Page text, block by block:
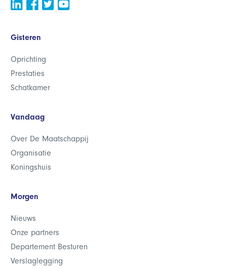
Gisteren
Oprichting
Prestaties
Schatkamer
Vandaag
Over De Maatschappij
Organisatie
Koningshuis
Morgen
Nieuws
Onze partners
Departement Besturen
Verslaglegging